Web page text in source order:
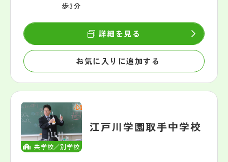
歩3分
お気に入りに追加する
詳細を見る
共学校／別学校
江戸川学園取手中学校